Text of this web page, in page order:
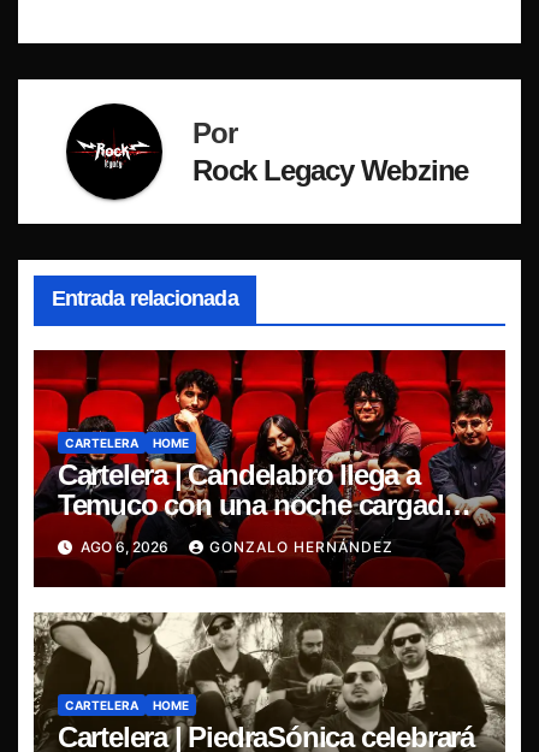
Por
Rock Legacy Webzine
Entrada relacionada
CARTELERA HOME
Cartelera | Candelabro llega a
Temuco con una noche cargada
de indie
AGO 6, 2026 GONZALO HERNÁNDEZ
CARTELERA HOME
Cartelera | PiedraSónica celebrará